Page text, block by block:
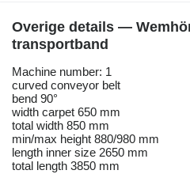
Overige details —
transportband
Machine number: 1
curved conveyor belt
bend 90°
width carpet 650 mm
total width 850 mm
min/max height 880/980 mm
length inner size 2650 mm
total length 3850 mm